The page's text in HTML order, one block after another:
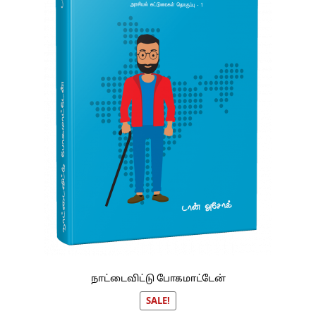
நாட்டைவிட்டு போகமாட்டேன்
SALE!